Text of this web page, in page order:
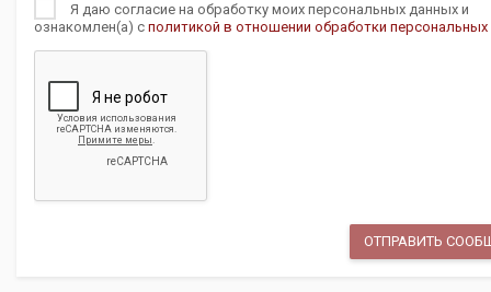
Я даю согласие на обработку моих персональных данных и
ознакомлен(а) с политикой в отношении обработки